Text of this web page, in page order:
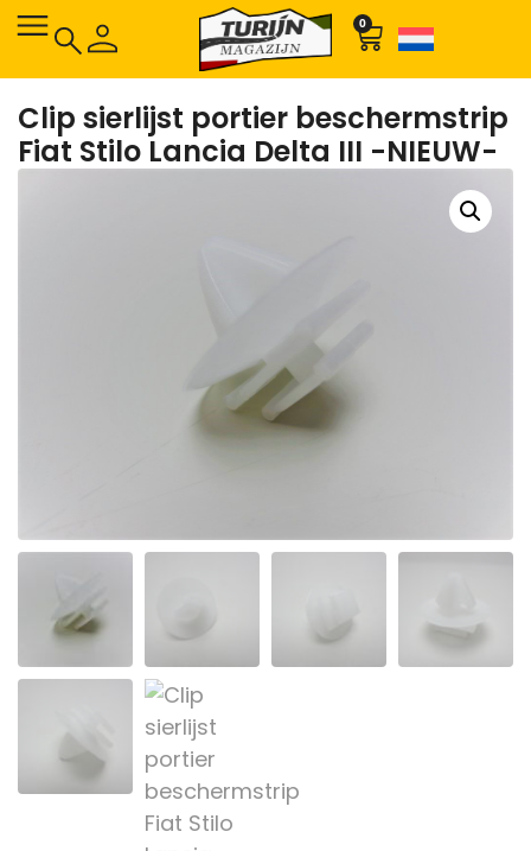
0
Clip sierlijst portier beschermstrip
Fiat Stilo Lancia Delta III -NIEUW-